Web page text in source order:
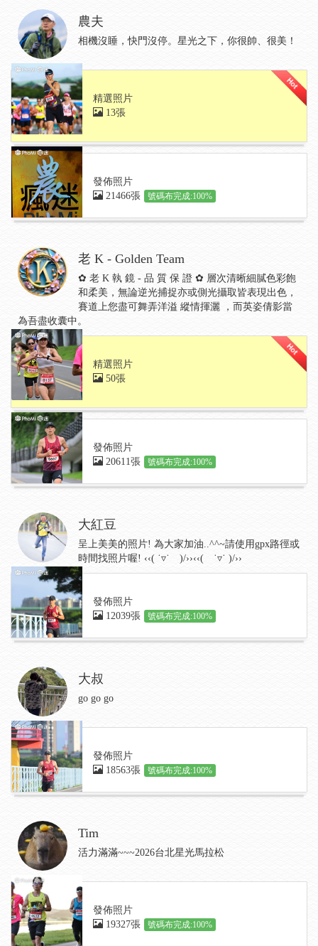
農夫
相機沒睡，快門沒停。星光之下，你很帥、很美！
精選照片
13張
發佈照片
21466張
號碼布完成:100%
老 K - Golden Team
✿ 老 K 執 鏡 - 品 質 保 證 ✿ 層次清晰細膩色彩飽
和柔美，無論逆光捕捉亦或側光攝取皆表現出色，
賽道上您盡可舞弄洋溢 縱情揮灑 ，而英姿倩影當
為吾盡收囊中。
精選照片
50張
發佈照片
20611張
號碼布完成:100%
大紅豆
呈上美美的照片! 為大家加油..^^~請使用gpx路徑或
時間找照片喔! ‹‹( ˙▿˙ )/››‹‹( ˙▿˙ )/››
發佈照片
12039張
號碼布完成:100%
大叔
go go go
發佈照片
18563張
號碼布完成:100%
Tim
活力滿滿~~~2026台北星光馬拉松
發佈照片
19327張
號碼布完成:100%